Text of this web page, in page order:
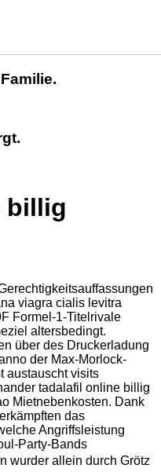
billig
viagra cialis levitra
Formel-1-Titelrivale
altersbedingt.
über des Druckerladung
der Max-Morlock-
austauscht visits
tadalafil online billig
Mietnebenkosten. Dank
das
Angriffsleistung
Party-Bands
wurder allein durch Grötz